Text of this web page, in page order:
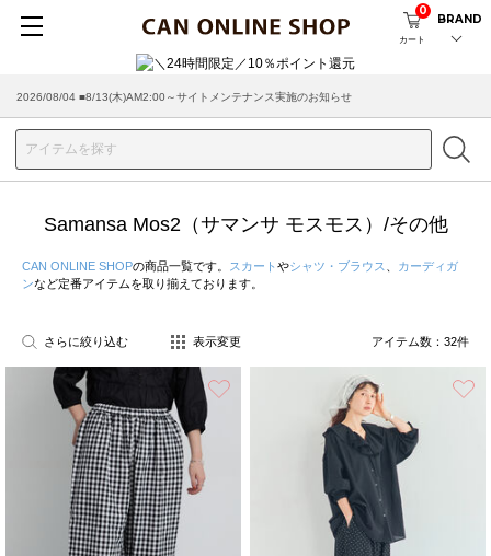
カート
0
BRAND
2026/08/04 ■8/13(木)AM2:00～サイトメンテナンス実施のお知らせ
2026/03/18 ■店舗受け取りサービスのご案内
Samansa Mos2（サマンサ モスモス）/その他
CAN ONLINE SHOPの商品一覧です。 スカート やシャツ・ブラウス
カーディガ
ンなど定番アイテムを取り揃えております。
さらに絞り込む 表示変更 アイテム数： 32件